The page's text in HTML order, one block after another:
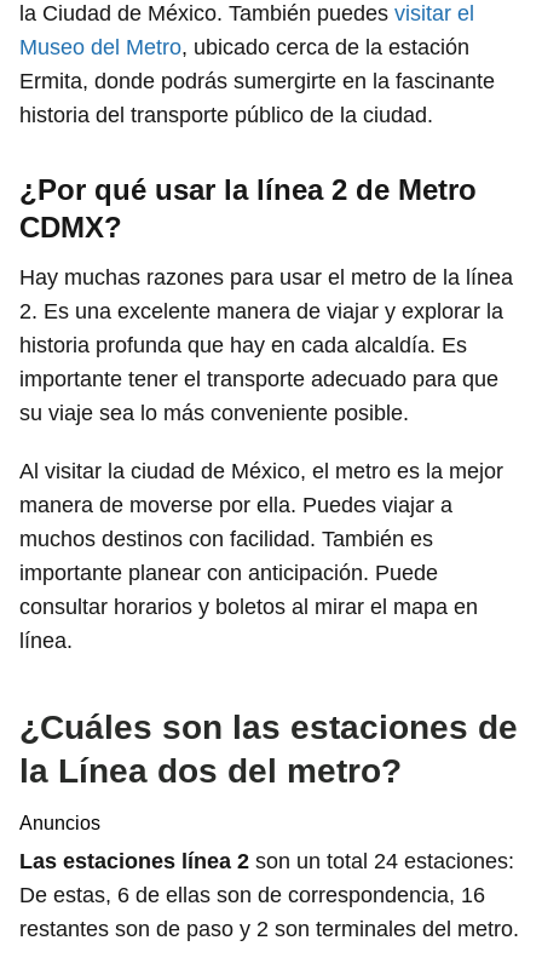
la Ciudad de México. También puedes visitar el
Museo del Metro, ubicado cerca de la estación
Ermita, donde podrás sumergirte en la fascinante
historia del transporte público de la ciudad.
¿Por qué usar la línea 2 de Metro
CDMX?
Hay muchas razones para usar el metro de la línea
2. Es una excelente manera de viajar y explorar la
historia profunda que hay en cada alcaldía. Es
importante tener el transporte adecuado para que
su viaje sea lo más conveniente posible.
Al visitar la ciudad de México, el metro es la mejor
manera de moverse por ella. Puedes viajar a
muchos destinos con facilidad. También es
importante planear con anticipación. Puede
consultar horarios y boletos al mirar el mapa en
línea.
¿Cuáles son las estaciones de
la Línea dos del metro?
Anuncios
Las estaciones línea 2 son un total 24 estaciones:
De estas, 6 de ellas son de correspondencia, 16
restantes son de paso y 2 son terminales del metro.